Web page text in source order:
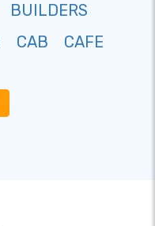
BUILDERS
CAB
CAFE